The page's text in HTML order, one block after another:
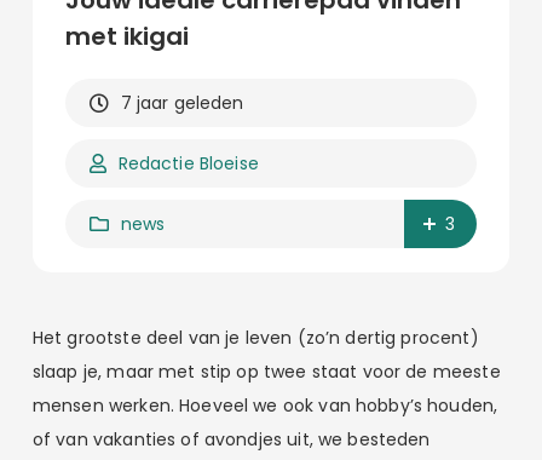
met ikigai
7 jaar geleden
Redactie Bloeise
news 3
Het grootste deel van je leven (zo’n dertig procent)
slaap je, maar met stip op twee staat voor de meeste
mensen werken. Hoeveel we ook van hobby’s houden,
of van vakanties of avondjes uit, we besteden